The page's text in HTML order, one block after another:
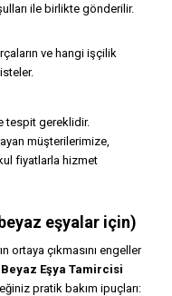
ile birlikte gönderilir.
ve hangi işçilik
tespit gereklidir.
müşterilerimize,
fiyatlarla hizmet
eşyalar için)
ortaya çıkmasını engeller
Eşya Tamircisi
pratik bakım ipuçları: